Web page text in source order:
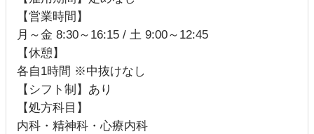
【営業時間】
月～金 8:30～16:15 / 土 9:00～12:45
【休憩】
各自1時間 ※中抜けなし
【シフト制】あり
【処方科目】
内科・精神科・心療内科